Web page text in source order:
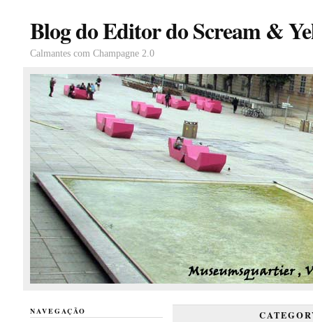
Blog do Editor do Scream &
Calmantes com Champagne 2.0
NAVEGAÇÃO